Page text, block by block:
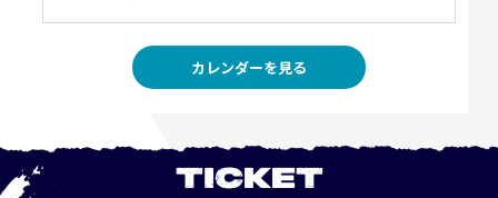
カレンダーを見る
TICKET